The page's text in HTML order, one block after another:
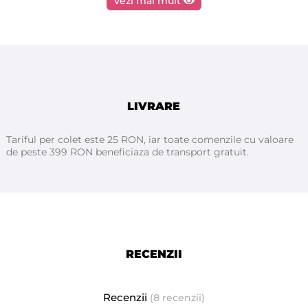
folosi spatule MARI sau pentru CORP de la
- nu se incalzeste la temperaturi foarte mari
de par
- nu se rupe datorita elasticitatii ei, contine polimeri
Ambalata in pungi de 1kg
LIVRARE
Tariful per colet este 25 RON, iar toate comenzile cu valoare
de peste 399 RON beneficiaza de transport gratuit.
RECENZII
Recenzii (8 recenzii)